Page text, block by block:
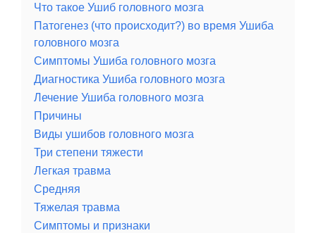
Что такое Ушиб головного мозга
Патогенез (что происходит?) во время Ушиба
головного мозга
Симптомы Ушиба головного мозга
Диагностика Ушиба головного мозга
Лечение Ушиба головного мозга
Причины
Виды ушибов головного мозга
Три степени тяжести
Легкая травма
Средняя
Тяжелая травма
Симптомы и признаки